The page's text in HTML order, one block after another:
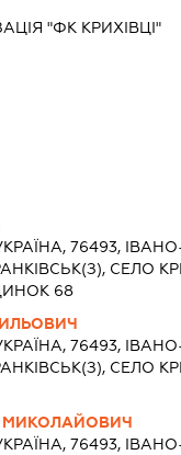
"ФК КРИХІВЦІ"
76493,
СЕЛО
68
76493,
СЕЛО
МИКОЛАЙОВИЧ
76493,